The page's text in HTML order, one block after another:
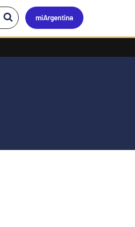
Mi
Buscar
en
el